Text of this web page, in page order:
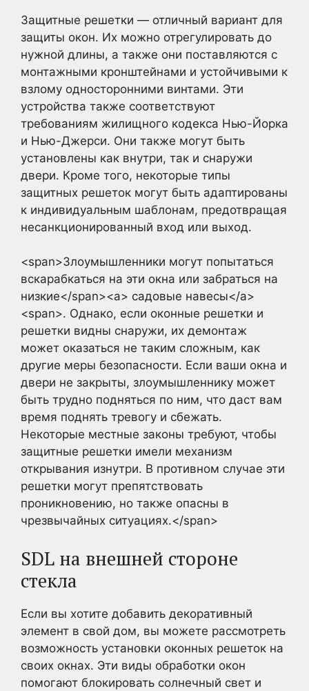
Защитные решетки — отличный вариант для
защиты окон. Их можно отрегулировать до
нужной длины, а также они поставляются с
монтажными кронштейнами и устойчивыми к
взлому односторонними винтами. Эти
устройства также соответствуют
требованиям жилищного кодекса Нью-Йорка
и Нью-Джерси. Они также могут быть
установлены как внутри, так и снаружи
двери. Кроме того, некоторые типы
защитных решеток могут быть адаптированы
к индивидуальным шаблонам, предотвращая
несанкционированный вход или выход.
<span>Злоумышленники могут попытаться
вскарабкаться на эти окна или забраться на
низкие</span><a> садовые навесы</a>
<span>. Однако, если оконные решетки и
решетки видны снаружи, их демонтаж
может оказаться не таким сложным, как
другие меры безопасности. Если ваши окна и
двери не закрыты, злоумышленнику может
быть трудно подняться по ним, что даст вам
время поднять тревогу и сбежать.
Некоторые местные законы требуют, чтобы
защитные решетки имели механизм
открывания изнутри. В противном случае эти
решетки могут препятствовать
проникновению, но также опасны в
чрезвычайных ситуациях.</span>
SDL на внешней стороне
стекла
Если вы хотите добавить декоративный
элемент в свой дом, вы можете рассмотреть
возможность установки оконных решеток на
своих окнах. Эти виды обработки окон
помогают блокировать солнечный свет и